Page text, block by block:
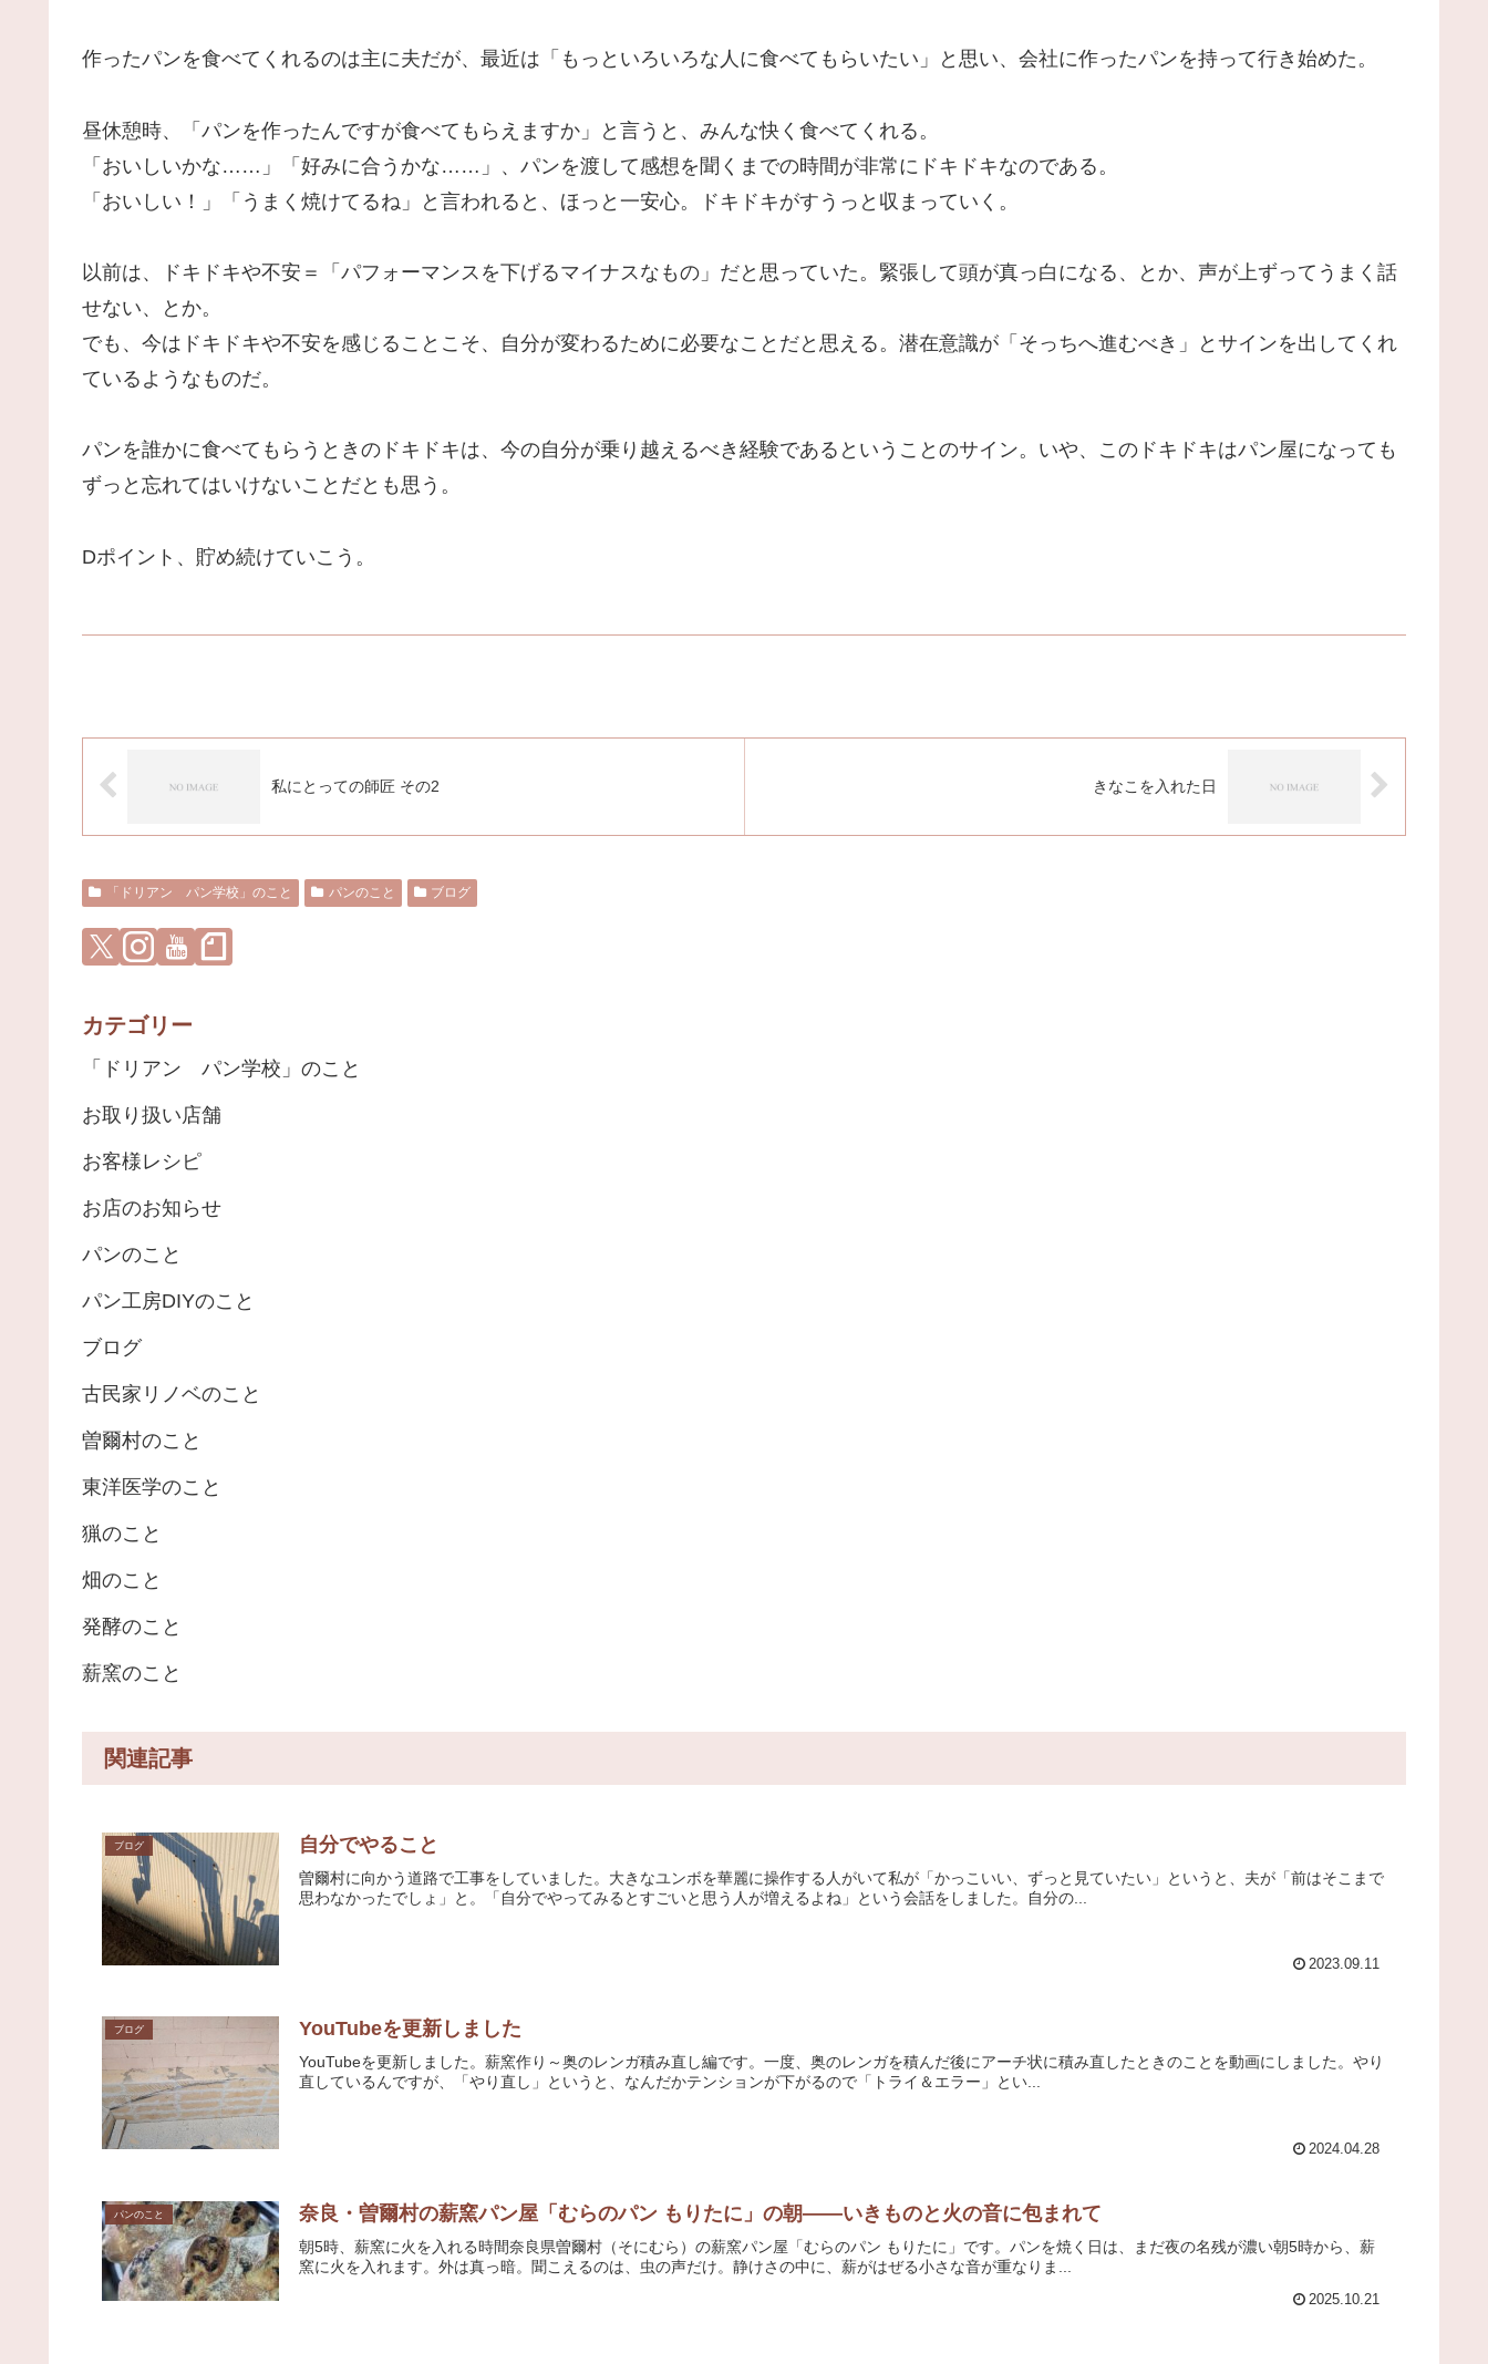
作ったパンを食べてくれるのは主に夫だが、最近は「もっといろいろな人に食べてもらいたい」と思い、会社に作ったパンを持って行き始めた。
昼休憩時、「パンを作ったんですが食べてもらえますか」と言うと、みんな快く食べてくれる。
「おいしいかな……」「好みに合うかな……」、パンを渡して感想を聞くまでの時間が非常にドキドキなのである。
「おいしい！」「うまく焼けてるね」と言われると、ほっと一安心。ドキドキがすうっと収まっていく。
以前は、ドキドキや不安＝「パフォーマンスを下げるマイナスなもの」だと思っていた。緊張して頭が真っ白になる、とか、声が上ずってうまく話
せない、とか。
でも、今はドキドキや不安を感じることこそ、自分が変わるために必要なことだと思える。潜在意識が「そっちへ進むべき」とサインを出してくれ
ているようなものだ。
パンを誰かに食べてもらうときのドキドキは、今の自分が乗り越えるべき経験であるということのサイン。いや、このドキドキはパン屋になっても
ずっと忘れてはいけないことだとも思う。
Dポイント、貯め続けていこう。
私にとっての師匠 その2 きなこを入れた日
「ドリアン パン学校」のこと パンのこと ブログ
カテゴリー
「ドリアン パン学校」のこと
お取り扱い店舗
お客様レシピ
お店のお知らせ
パンのこと
パン工房DIYのこと
ブログ
古民家リノベのこと
曽爾村のこと
東洋医学のこと
猟のこと
畑のこと
発酵のこと
薪窯のこと
関連記事
ブログ 自分でやること
曽爾村に向かう道路で工事をしていました。大きなユンボを華麗に操作する人がいて私が「かっこいい、ずっと見ていたい」というと、夫が「前はそこまで
思わなかったでしょ」と。「自分でやってみるとすごいと思う人が増えるよね」という会話をしました。自分の...
2023.09.11
ブログ YouTubeを更新しました
YouTubeを更新しました。薪窯作り～奥のレンガ積み直し編です。一度、奥のレンガを積んだ後にアーチ状に積み直したときのことを動画にしました。やり
直しているんですが、「やり直し」というと、なんだかテンションが下がるので「トライ＆エラー」とい...
2024.04.28
パンのこと 奈良・曽爾村の薪窯パン屋「むらのパン もりたに」の朝——いきものと火の音に包まれて
朝5時、薪窯に火を入れる時間奈良県曽爾村（そにむら）の薪窯パン屋「むらのパン もりたに」です。パンを焼く日は、まだ夜の名残が濃い朝5時から、薪
窯に火を入れます。外は真っ暗。聞こえるのは、虫の声だけ。静けさの中に、薪がはぜる小さな音が重なりま...
2025.10.21